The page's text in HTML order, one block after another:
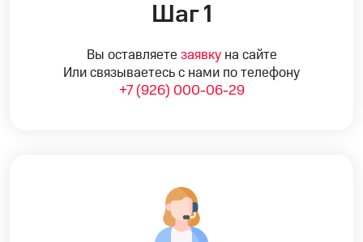
Шаг 1
Вы оставляете заявкуна сайте
Или связываетесь с нами по телефону
+7 (926) 000-06-29